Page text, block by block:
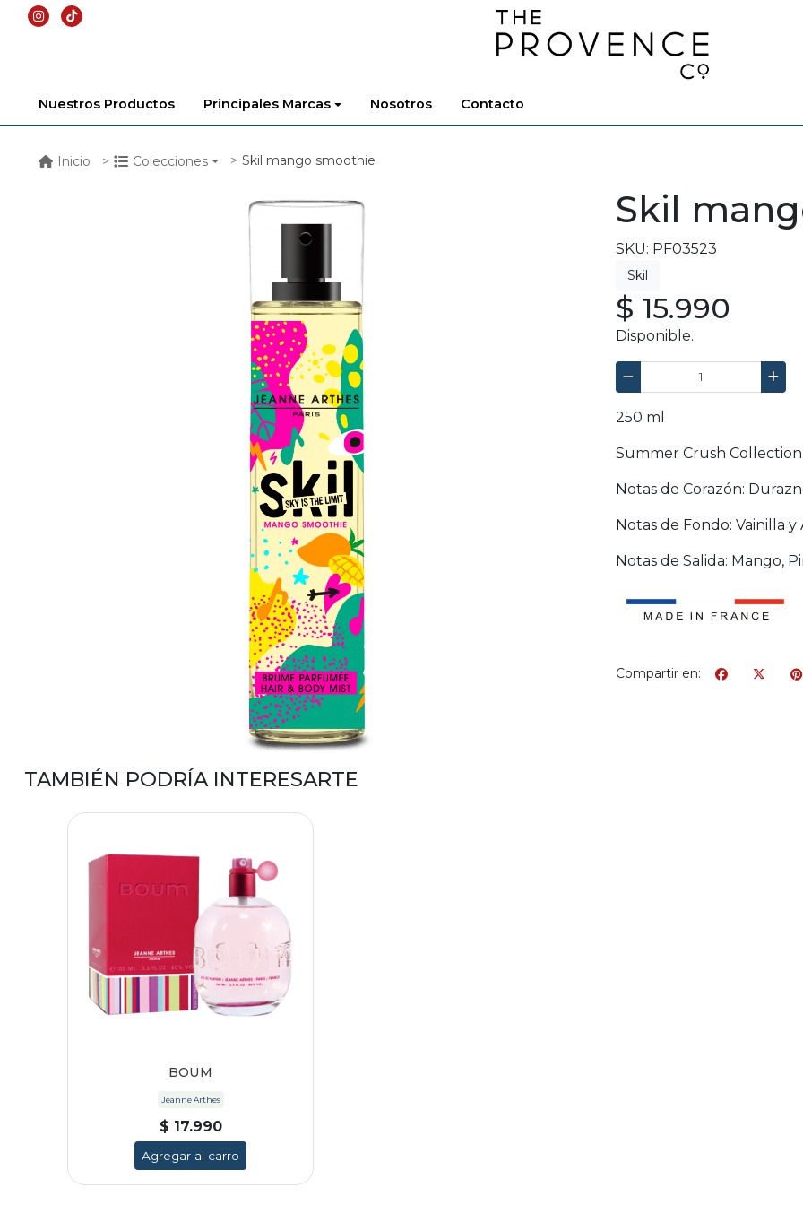
Nuestros Productos Principales Marcas Nosotros Contacto
Inicio Colecciones Skil mango smoothie
Skil
SKU: PF03523
$ 15.990
Disponible.
250 ml
Summer Crush
Notas de Corazón:
Notas de Fondo: Vainilla
Notas de Salida: Mango,
Compartir en:
TAMBIÉN PODRÍA INTERESARTE
BOUM
Jeanne Arthes
$ 17.990
Agregar al carro